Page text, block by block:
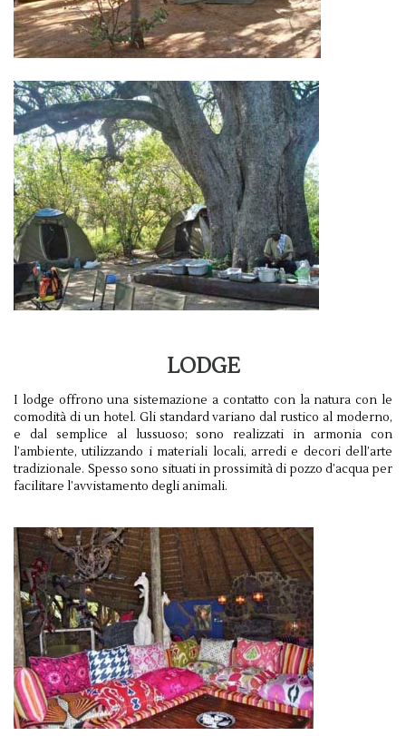
LODGE
I lodge offrono una sistemazione a contatto con la natura con le
comodità di un hotel. Gli standard variano dal rustico al moderno,
e dal semplice al lussuoso; sono realizzati in armonia con
l’ambiente, utilizzando i materiali locali, arredi e decori dell’arte
tradizionale. Spesso sono situati in prossimità di pozzo d’acqua per
facilitare l’avvistamento degli animali.